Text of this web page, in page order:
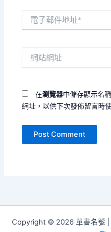
在瀏覽器中儲存顯示名
網址，以供下次發佈留言時
Copyright © 2026 單書名號